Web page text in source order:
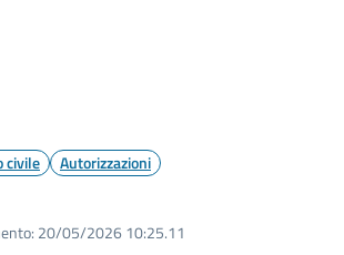
civile Autorizzazioni
20/05/2026 10:25.11